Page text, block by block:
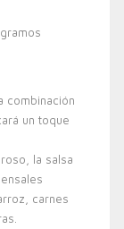
combinación
un toque
la salsa
carnes